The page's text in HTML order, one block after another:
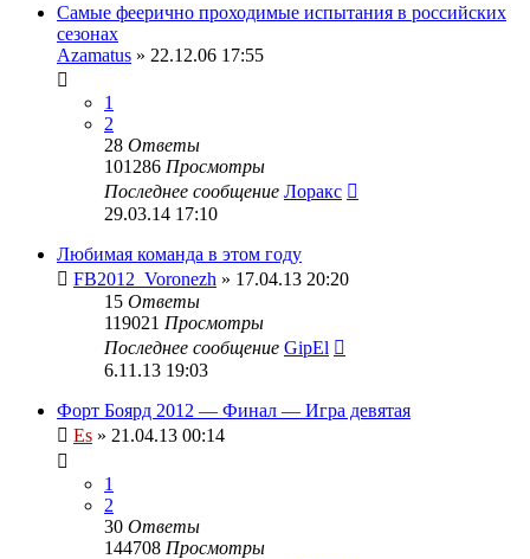
Самые феерично проходимые испытания в российских
сезонах
Azamatus » 22.12.06 17:55
1
2
28 Ответы
101286 Просмотры
Последнее сообщение Лоракс
29.03.14 17:10
Любимая команда в этом году
FB2012_Voronezh » 17.04.13 20:20
15 Ответы
119021 Просмотры
Последнее сообщение GipEl
6.11.13 19:03
Форт Боярд 2012 — Финал — Игра девятая
Es » 21.04.13 00:14
1
2
30 Ответы
144708 Просмотры